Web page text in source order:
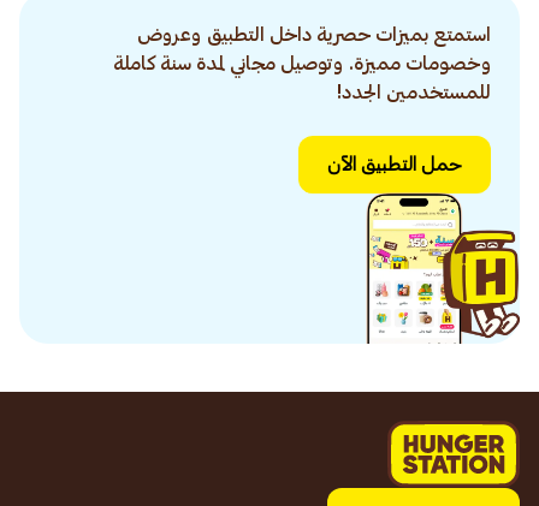
استمتع بميزات حصرية داخل التطبيق وعروض
وخصومات مميزة. وتوصيل مجاني لمدة سنة كاملة
للمستخدمين الجدد!
حمل التطبيق الآن